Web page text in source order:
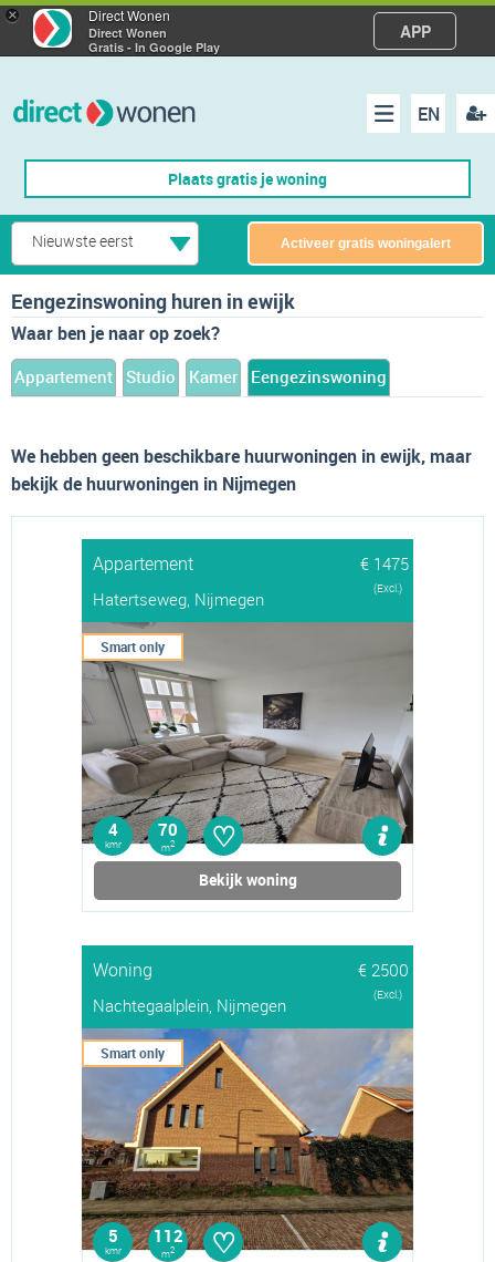
× Direct Wonen
Direct Wonen
Gratis - In Google Play
APP
EN
Menu
Plaats gratis je woning
Nieuwste eerst Activeer gratis woningalert
Eengezinswoning huren in ewijk
Waar ben je naar op zoek?
Appartement Studio Kamer Eengezinswoning
We hebben geen beschikbare huurwoningen in ewijk, maar
bekijk de huurwoningen in Nijmegen
Appartement
€ 1475
Hatertseweg, Nijmegen
(Excl.)
Smart only
4
kmr
70
m2 ♡
Bekijk woning
Woning
€ 2500
Nachtegaalplein, Nijmegen
(Excl.)
Smart only
5
kmr
112
m2 ♡